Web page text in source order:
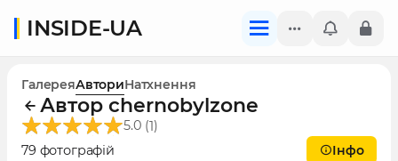
INSIDE-UA
ГалереяАвториНатхнення
Автор chernobylzone
5.0 (1)
79 фотографій
Інфо